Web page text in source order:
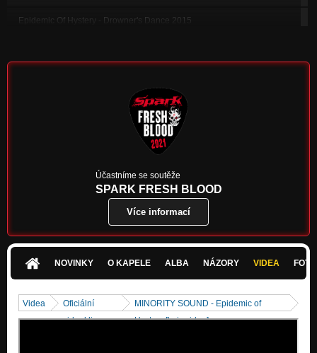
Epidemic Of Hystery - Drowner's Dance 2015
Paradox - ANALYSIS 2010
Primary Slave - Secondary Master - ANALYSIS 2010
Never Enough - ANALYSIS 2010
Nezařazeno
Nezařazeno
Účastníme se soutěže
SPARK FRESH BLOOD
Více informací
NOVINKY O KAPELE ALBA NÁZORY VIDEA
Videa
Oficiální
videoklipy
MINORITY SOUND - Epidemic of
Hystery [lyric video]